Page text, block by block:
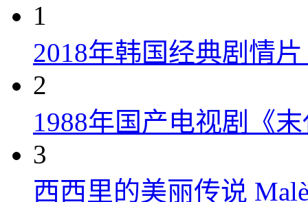
1
2018年韩国经典剧情
2
1988年国产电视剧《
3
西西里的美丽传说